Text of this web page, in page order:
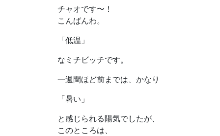
チャオです〜！
こんばんわ。
「低温」
なミチビッチです。
一週間ほど前までは、かなり
「暑い」
と感じられる陽気でしたが、
このところは、